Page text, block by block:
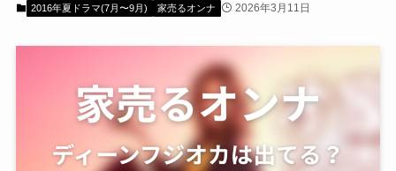
2016年夏ドラマ(7月〜9月) 家売るオンナ 2026年3月11日